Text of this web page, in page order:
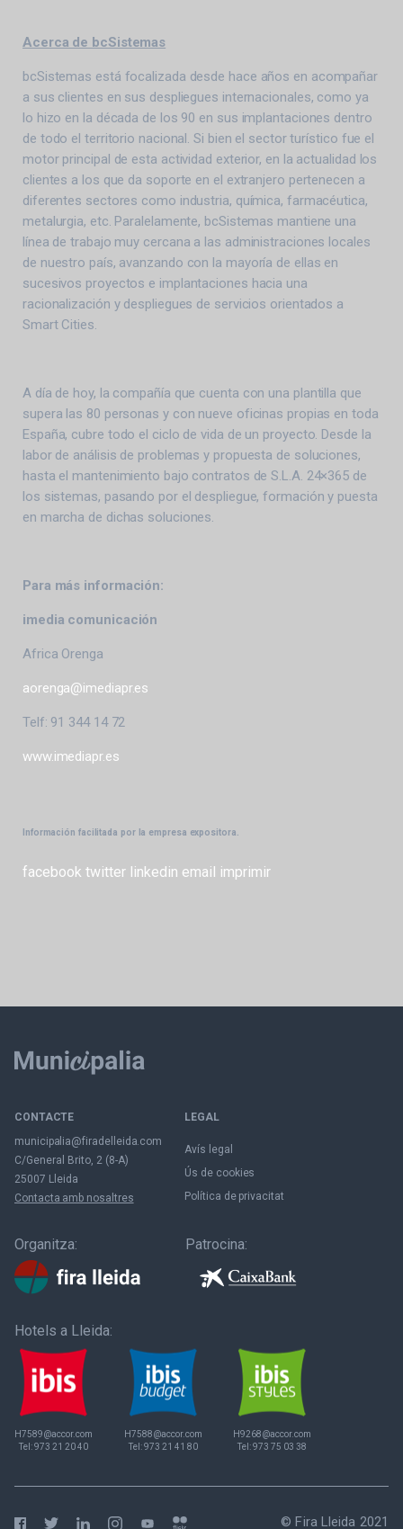
Acerca de bcSistemas
bcSistemas está focalizada desde hace años en acompañar
a sus clientes en sus despliegues internacionales, como ya
lo hizo en la década de los 90 en sus implantaciones dentro
de todo el territorio nacional. Si bien el sector turístico fue el
motor principal de esta actividad exterior, en la actualidad los
clientes a los que da soporte en el extranjero pertenecen a
diferentes sectores como industria, química, farmacéutica,
metalurgia, etc. Paralelamente, bcSistemas mantiene una
línea de trabajo muy cercana a las administraciones locales
de nuestro país, avanzando con la mayoría de ellas en
sucesivos proyectos e implantaciones hacia una
racionalización y despliegues de servicios orientados a
Smart Cities.
A día de hoy, la compañía que cuenta con una plantilla que
supera las 80 personas y con nueve oficinas propias en toda
España, cubre todo el ciclo de vida de un proyecto. Desde la
labor de análisis de problemas y propuesta de soluciones,
hasta el mantenimiento bajo contratos de S.L.A. 24×365 de
los sistemas, pasando por el despliegue, formación y puesta
en marcha de dichas soluciones.
Para más información:
imedia comunicación
Africa Orenga
aorenga@imediapr.es
Telf: 91 344 14 72
www.imediapr.es
Información facilitada por la empresa expositora.
facebook twitter linkedin email imprimir
CONTACTE
municipalia@firadelleida.com
C/General Brito, 2 (8-A)
25007 Lleida
Contacta amb nosaltres
LEGAL
Avís legal
Ús de cookies
Política de privacitat
Organitza: Patrocina:
Hotels a Lleida:
H7589@accor.com
Tel:973 21 20 40
H7588@accor.com
Tel:973 21 41 80
H9268@accor.com
Tel:973 75 03 38
© Fira Lleida 2021